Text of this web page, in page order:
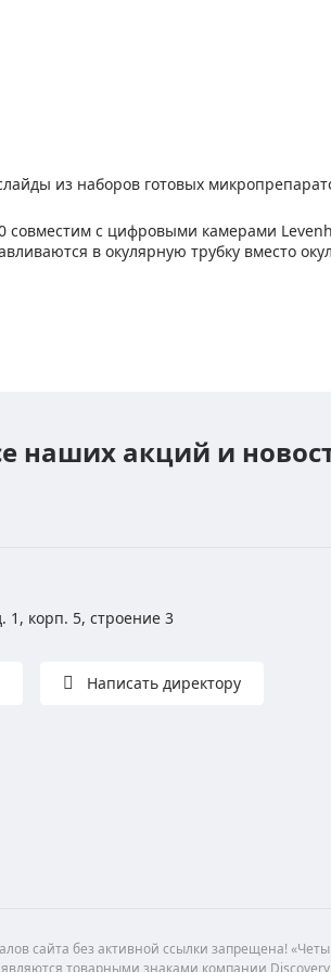
из наборов готовых
совместим с цифровыми камерами
в окулярную трубку вместо
наших акций и
1, корп. 5, строение 3
Написать директору
сайта без активной ссылки запрещена!
товарными знаками компании